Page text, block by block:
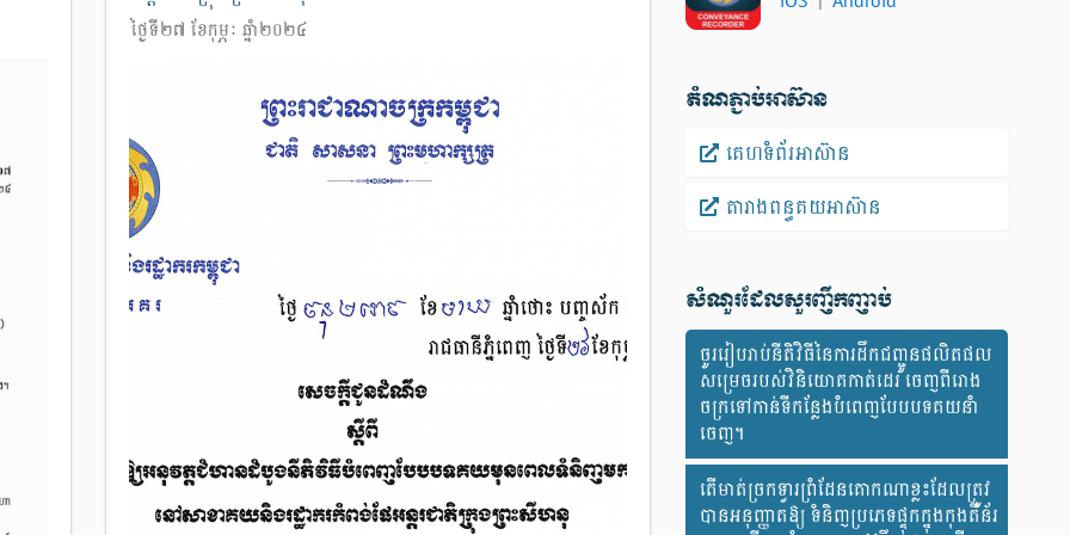
ថ្ងៃទី២៧ ខែកុម្ភៈ ឆ្នាំ២០២៤
តំណភ្ជាប់អាស៊ាន
គេហទំព័រអាស៊ាន
តារាងពន្ធគយអាស៊ាន
សំណួរ​ដែល​សួរ​ញឹកញាប់
ចូររៀបរាប់នីតិវិធីនៃការដឹកជញ្ជូនផលិតផល
សម្រេចរបស់វិនិយោគកាត់ដេរ ចេញពីរោង
ចក្រទៅកាន់ទីកន្លែងបំពេញបែបបទគយនាំ
ចេញ។
តើមាត់ច្រកទ្វារព្រំដែនគោកណាខ្លះដែលត្រូវ
បានអនុញ្ញាតឱ្យ ទំនិញប្រភេទផ្ទុកក្នុងកុងតឺន័រ